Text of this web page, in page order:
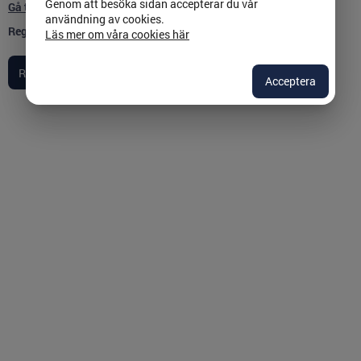
Gå till inloggningssidan
Registreringen påbörjas:2023-03-31
Genom att besöka sidan accepterar du vår
användning av cookies.
Läs mer om våra cookies här
Acceptera